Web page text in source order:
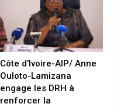
Côte d’Ivoire-AIP/ Anne
Ouloto-Lamizana
engage les DRH à
renforcer la